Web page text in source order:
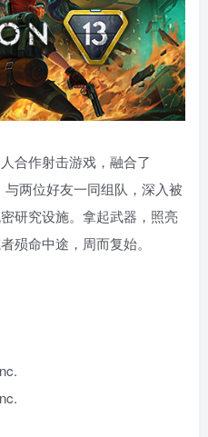
合作射击游戏，融合了
两位好友一同组队，深入被
研究设施。拿起武器，照亮
命中途，周而复始。